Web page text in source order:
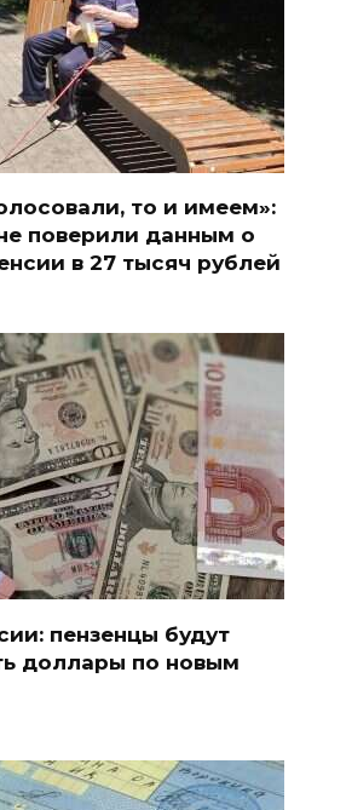
то и имеем»:
поверили данным о
в 27 тысяч рублей
пензенцы будут
доллары по новым